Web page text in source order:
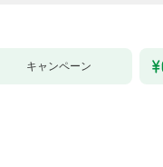
キャンペーン